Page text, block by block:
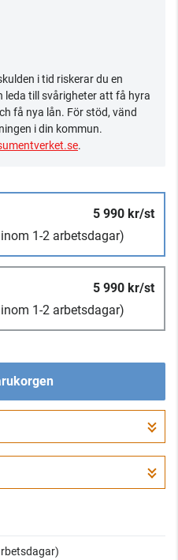
i tid riskerar du en
leda till svårigheter att få hyra
få nya lån. För stöd, vänd
i din kommun.
.
5 990 kr/st
1-2 arbetsdagar)
5 990 kr/st
1-2 arbetsdagar)